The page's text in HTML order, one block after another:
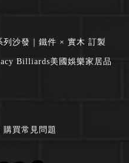
列沙發 鐵件 × 實木 訂製
Billiards美國娛樂家居品
購買常見問題